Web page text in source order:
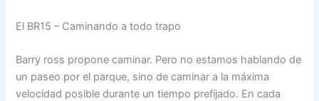
El BR15 – Caminando a todo trapo
Barry ross propone caminar. Pero no estamos hablando de
un paseo por el parque, sino de caminar a la máxima
velocidad posible durante un tiempo prefijado. En cada